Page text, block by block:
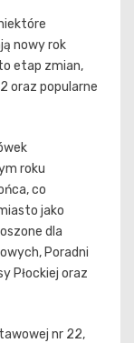
nowy rok
etap zmian,
oraz popularne
roku
co
jako
dla
Poradni
Płockiej oraz
nr 22,